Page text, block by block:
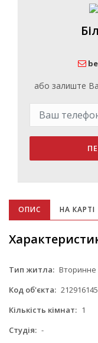
або залиште
ОПИС НА КАРТІ
Тип житла: Вторинне
Код об'єкта: 212916145
Кількість кімнат: 1
Студія: -